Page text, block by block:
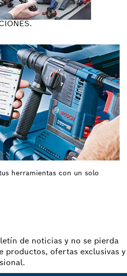
herramientas con un solo
de noticias y no se pierda
productos, ofertas exclusivas y